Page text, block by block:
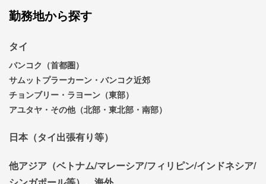
勤務地から探す
タイ
バンコク（首都圏）
サムットプラーカーン・バンコク近郊
チョンブリー・ラヨーン（東部）
アユタヤ・その他（北部・東北部・南部）
日本（タイ出張有り等）
他アジア（ベトナム/マレーシア/フィリピン/インドネシア/